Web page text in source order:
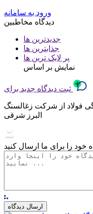
ورود به سامانه
دیدگاه مخاطبین
جدیدترین ها
جذابترین ها
پر لایک ترین ها
نمایش بر اساس
فولاد از شرکت زغالسنگ
البرز شرقی
خود را برای ما ارسال کنید
ارسال دیدگاه